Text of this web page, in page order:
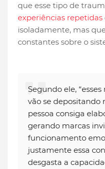
que esse tipo de
experiências repetidas
isoladamente, mas
constantes sobre o
Segundo ele,
vão se depositando
pessoa consiga
gerando marcas
funcionamento
justamente essa
desgasta a